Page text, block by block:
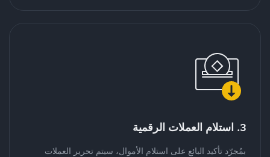
3. استلام العملات الرقمية
بمُجرّد تأكيد البائع على استلام الأموال، سيتم تحرير العملات